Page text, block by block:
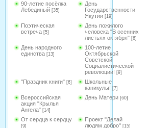
90-летие посёлка
Лебединый [35]
День
Государственности
Якутии [19]
Поэтическая
встреча [5]
День пожилого
человека "В осенних
листьях октября" [6]
День народного
единства [13]
100-летие
Октябрьской
Советской
Социалистической
революции! [9]
"Праздник книги" [6]
Школьные
каникулы! [7]
Всероссийская
акция "Крылья
Ангела" [14]
День Матери [60]
От сердца к сердцу
[9]
Проект "Делай
людям добро" [15]